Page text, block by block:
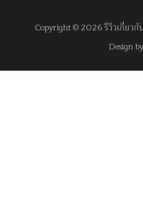
Copyright © 2026 รีวิวเกี่ย
Design